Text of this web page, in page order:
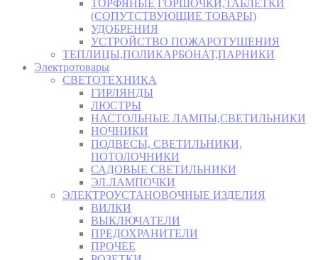
ТОРФЯНЫЕ ГОРШОЧКИ,ТАБЛЕТКИ
(СОПУТСТВУЮЩИЕ ТОВАРЫ)
УДОБРЕНИЯ
УСТРОЙСТВО ПОЖАРОТУШЕНИЯ
ТЕПЛИЦЫ,ПОЛИКАРБОНАТ,ПАРНИКИ
Электротовары
СВЕТОТЕХНИКА
ГИРЛЯНДЫ
ЛЮСТРЫ
НАСТОЛЬНЫЕ ЛАМПЫ,СВЕТИЛЬНИКИ
НОЧНИКИ
ПОДВЕСЫ, СВЕТИЛЬНИКИ,
ПОТОЛОЧНИКИ
САДОВЫЕ СВЕТИЛЬНИКИ
ЭЛ.ЛАМПОЧКИ
ЭЛЕКТРОУСТАНОВОЧНЫЕ ИЗДЕЛИЯ
ВИЛКИ
ВЫКЛЮЧАТЕЛИ
ПРЕДОХРАНИТЕЛИ
ПРОЧЕЕ